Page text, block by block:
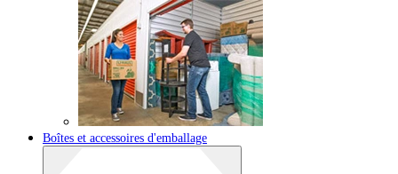
Boîtes et accessoires d'emballage